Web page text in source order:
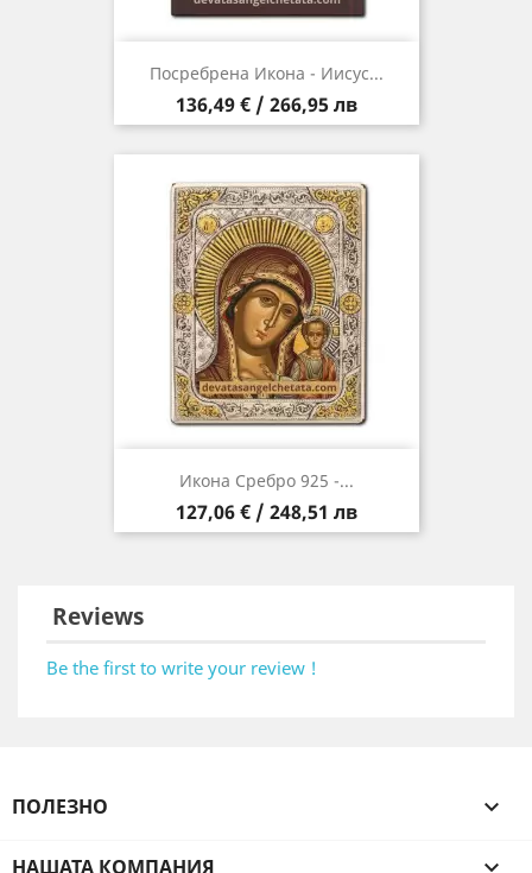
Посребрена Икона - Иисус...
Цена
136,49 € / 266,95 лв
Икона Сребро 925 -...
Цена
127,06 € / 248,51 лв
Reviews
Be the first to write your review !
ПОЛЕЗНО 
НАШАТА КОМПАНИЯ